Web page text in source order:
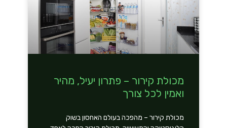
מכולת קירור – פתרון יעיל, מהיר
ואמין לכל צורך
מכולת קירור – מהפכה בעולם האחסון בשוק